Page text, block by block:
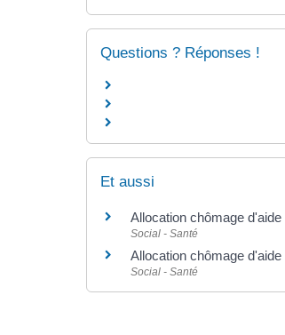
Questions ? Réponses !
Et aussi
Allocation chômage
Social - Santé
Allocation chômage
Social - Santé